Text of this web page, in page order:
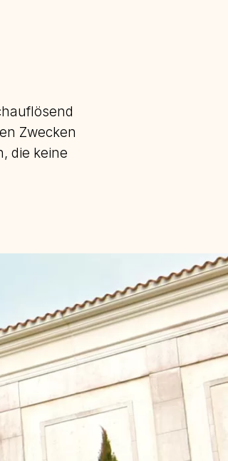
Zwecken
die keine